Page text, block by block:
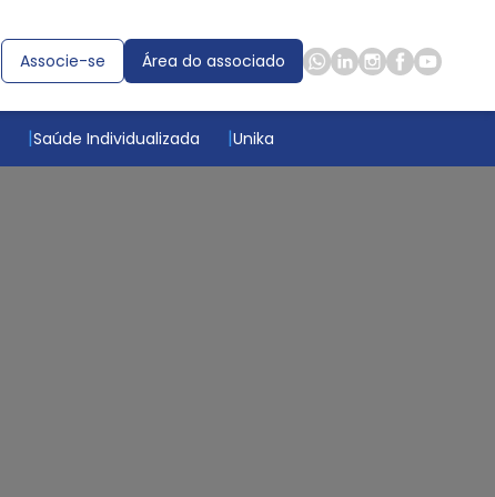
Associe-se Área do associado
Saúde Individualizada Unika